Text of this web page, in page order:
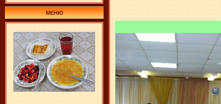
МЕНЮ